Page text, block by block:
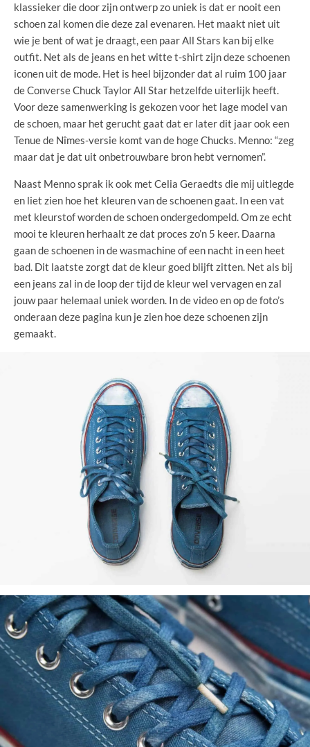
klassieker die door zijn ontwerp zo uniek is dat er nooit een
schoen zal komen die deze zal evenaren. Het maakt niet uit
wie je bent of wat je draagt, een paar All Stars kan bij elke
outfit. Net als de jeans en het witte t-shirt zijn deze schoenen
iconen uit de mode. Het is heel bijzonder dat al ruim 100 jaar
de Converse Chuck Taylor All Star hetzelfde uiterlijk heeft.
Voor deze samenwerking is gekozen voor het lage model van
de schoen, maar het gerucht gaat dat er later dit jaar ook een
Tenue de Nîmes-versie komt van de hoge Chucks. Menno: “zeg
maar dat je dat uit onbetrouwbare bron hebt vernomen”.
Naast Menno sprak ik ook met Celia Geraedts die mij uitlegde
en liet zien hoe het kleuren van de schoenen gaat. In een vat
met kleurstof worden de schoen ondergedompeld. Om ze echt
mooi te kleuren herhaalt ze dat proces zo’n 5 keer. Daarna
gaan de schoenen in de wasmachine of een nacht in een heet
bad. Dit laatste zorgt dat de kleur goed blijft zitten. Net als bij
een jeans zal in de loop der tijd de kleur wel vervagen en zal
jouw paar helemaal uniek worden. In de video en op de foto’s
onderaan deze pagina kun je zien hoe deze schoenen zijn
gemaakt.